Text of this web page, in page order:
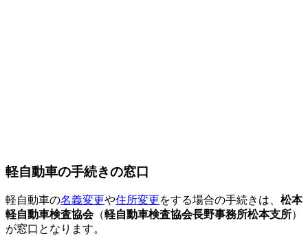
軽自動車の手続きの窓口
軽自動車の名義変更や住所変更をする場合の手続きは、 松本
軽自動車検査協会（軽自動車検査協会長野事務所松本支所）
が窓口となります。